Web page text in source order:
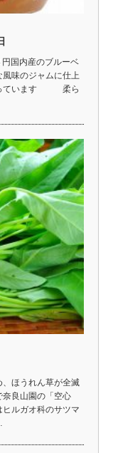
国内産のブルーベ
味のジャムに仕上
ています 柔ら
ほうれん草が全滅
奈良山園の「空心
ルガオ科のサツマ